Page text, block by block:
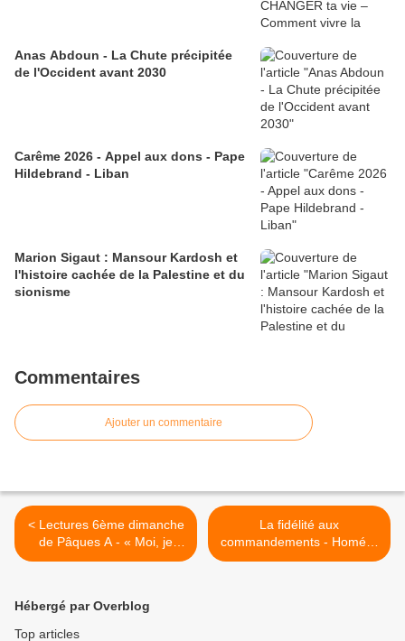
Anas Abdoun - La Chute précipitée
de l'Occident avant 2030
Carême 2026 - Appel aux dons - Pape
Hildebrand - Liban
Marion Sigaut : Mansour Kardosh et
l'histoire cachée de la Palestine et du
sionisme
Commentaires
Ajouter un commentaire
< Lectures 6ème dimanche
de Pâques A - « Moi, je
prierai le Père, et il vous
La fidélité aux
commandements - Homélie
6ème dimanche de Pâques
Hébergé par Overblog
Top articles